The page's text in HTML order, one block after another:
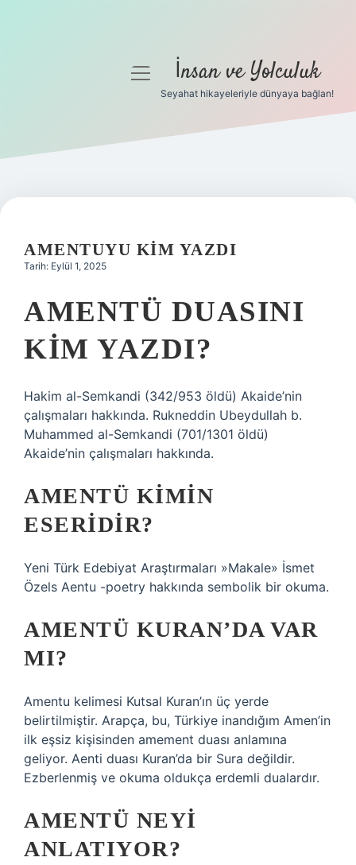
Gizlilik Politikası
Yasal Uyarı
menüyü İnsan ve Yolculuk
Seyahat hikayeleriyle dünyaya bağlan!
AMENTUYU KIM YAZDI
Tarih: Eylül 1, 2025
AMENTÜ DUASINI
KIM YAZDI?
Hakim al-Semkandi (342/953 öldü) Akaide’nin
çalışmaları hakkında. Rukneddin Ubeydullah b.
Muhammed al-Semkandi (701/1301 öldü)
Akaide’nin çalışmaları hakkında.
AMENTÜ KIMIN
ESERIDIR?
Yeni Türk Edebiyat Araştırmaları »Makale» İsmet
Özels Aentu -poetry hakkında sembolik bir okuma.
AMENTÜ KURAN’DA VAR
MI?
Amentu kelimesi Kutsal Kuran’ın üç yerde
belirtilmiştir. Arapça, bu, Türkiye inandığım Amen’in
ilk eşsiz kişisinden amement duası anlamına
geliyor. Aenti duası Kuran’da bir Sura değildir.
Ezberlenmiş ve okuma oldukça erdemli dualardır.
AMENTÜ NEYI
ANLATIYOR?